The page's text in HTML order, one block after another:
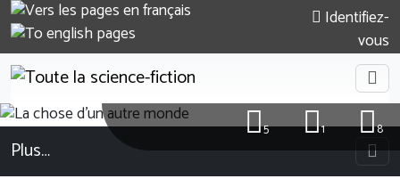
Identifiez-
vous
8
1
5
Plus…